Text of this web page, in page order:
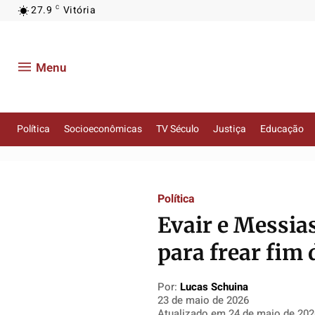
27.9 C Vitória
Menu
Política Socioeconômicas TV Século Justiça Educação
Política
Evair e
para frear fim
Por: Lucas Schuina
23 de maio de 2026